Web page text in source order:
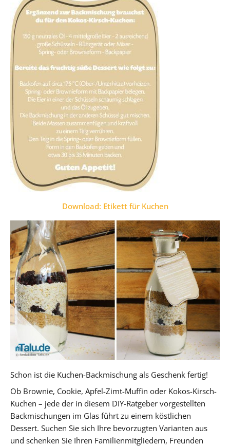
Download: Etikett für Kuchen
Schon ist die Kuchen-Backmischung als Geschenk fertig!
Ob Brownie, Cookie, Apfel-Zimt-Muffin oder Kokos-Kirsch-
Kuchen – jede der in diesem DIY-Ratgeber vorgestellten
Backmischungen im Glas führt zu einem köstlichen
Dessert. Suchen Sie sich Ihre bevorzugten Varianten aus
und schenken Sie Ihren Familienmitgliedern, Freunden